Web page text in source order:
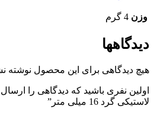
وزن 4 گرم
دیدگاهها
هیچ دیدگاهی برای این محصول نوشته
اولین نفری باشید که دیدگاهی را
لاستیکی گرد 16 میلی متر”